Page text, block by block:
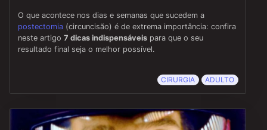
O que acontece nos dias e semanas que sucedem a
postectomia(circuncisão) é de extrema importância: confira
neste artigo 7 dicas indispensáveispara que o seu
resultado final seja o melhor possível.
CIRURGIA ADULTO